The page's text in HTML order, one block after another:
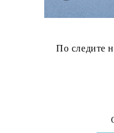
По следите